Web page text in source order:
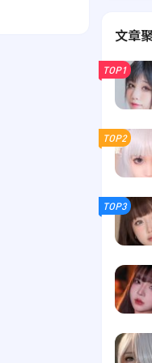
文章
TOP1
TOP2
TOP3